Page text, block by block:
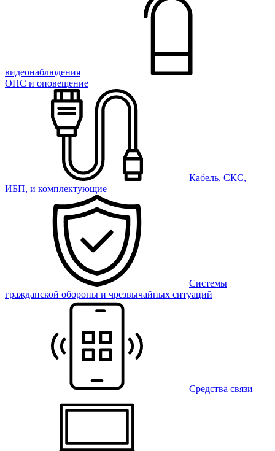
видеонаблюдения
ОПС и оповещение
Кабель, СКС,
ИБП, и комплектующие
Системы
гражданской обороны и чрезвычайных ситуаций
Средства связи